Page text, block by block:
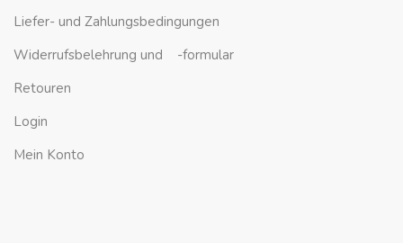
Liefer- und Zahlungsbedingungen
Widerrufsbelehrung und -formular
Retouren
Login
Mein Konto